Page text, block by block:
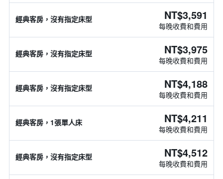
經典客房，沒有指定床型 NT$3,591
每晚收費和費用
經典客房，沒有指定床型 NT$3,975
每晚收費和費用
經典客房，沒有指定床型 NT$4,188
每晚收費和費用
經典客房，1張單人床 NT$4,211
每晚收費和費用
經典客房，沒有指定床型 NT$4,512
每晚收費和費用